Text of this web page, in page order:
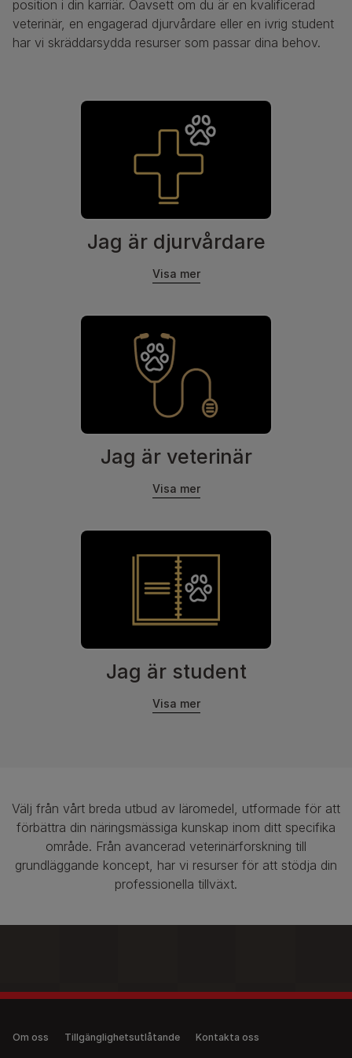
position i din karriär. Oavsett om du är en kvalificerad
veterinär, en engagerad djurvårdare eller en ivrig student
har vi skräddarsydda resurser som passar dina behov.
Jag är djurvårdare
Visa mer
Jag är veterinär
Visa mer
Jag är student
Visa mer
Välj från vårt breda utbud av läromedel, utformade för att
förbättra din näringsmässiga kunskap inom ditt specifika
område. Från avancerad veterinärforskning till
grundläggande koncept, har vi resurser för att stödja din
professionella tillväxt.​
Legal (anonymous)
Om oss Tillgänglighetsutlåtande Kontakta oss